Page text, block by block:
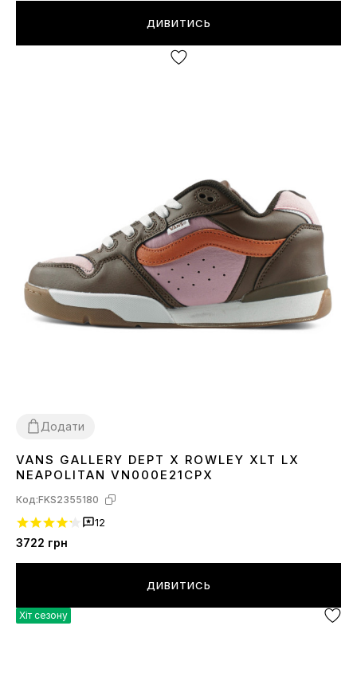
ДИВИТИСЬ
Додати
3637 383940
VANS GALLERY DEPT X ROWLEY XLT LX
NEAPOLITAN VN000E21CPX
Код:FKS2355180
12
3722 грн
ДИВИТИСЬ
Хіт сезону